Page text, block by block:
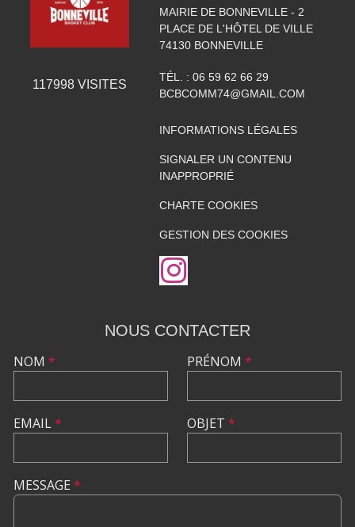
117998VISITES
MAIRIE DE BONNEVILLE - 2
PLACE DE L'HÔTEL DE VILLE
74130 BONNEVILLE
TÉL. : 06 59 62 66 29
BCBCOMM74@GMAIL.COM
INFORMATIONS LÉGALES
SIGNALER UN CONTENU
INAPPROPRIÉ
CHARTE COOKIES
GESTION DES COOKIES
NOUS CONTACTER
NOM *
EMAIL*
PRÉNOM *
OBJET *
MESSAGE *